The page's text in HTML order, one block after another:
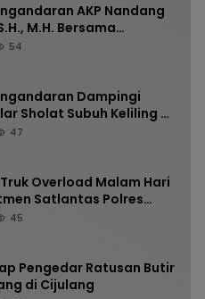
AKP Nandang
M.H. Bersama
Kebakaran Ruko
54
Dampingi
Sholat Subuh Keliling di
Furqon, Pererat
47
Overload Malam Hari
Satlantas Polres
Menjaga Keselamatan
45
Pengedar Ratusan Butir
di Cijulang